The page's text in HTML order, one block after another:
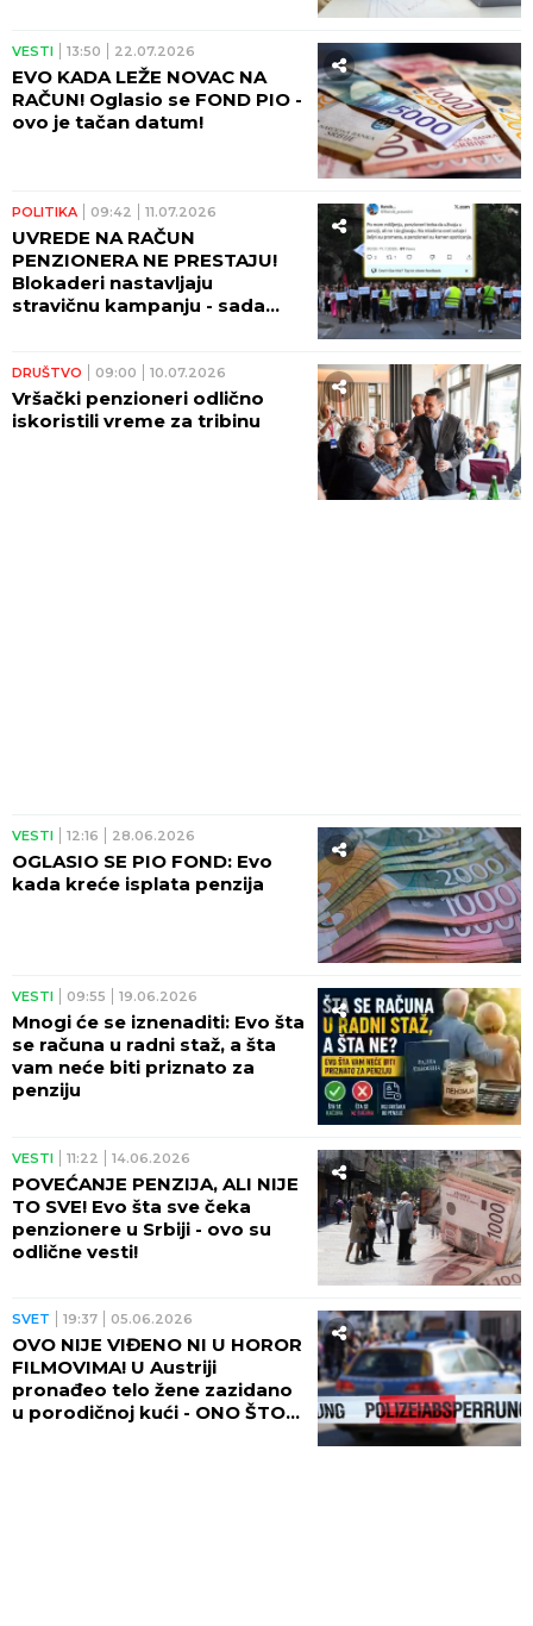
VESTI 13:50 22.07.2026
EVO KADA LEŽE NOVAC NA
RAČUN! Oglasio se FOND PIO -
ovo je tačan datum!
POLITIKA 09:42 11.07.2026
UVREDE NA RAČUN
PENZIONERA NE PRESTAJU!
Blokaderi nastavljaju
stravičnu kampanju - sada
DRUŠTVO 09:00 10.07.2026
Vršački penzioneri odlično
iskoristili vreme za tribinu
VESTI 12:16 28.06.2026
OGLASIO SE PIO FOND: Evo
kada kreće isplata penzija
VESTI 09:55 19.06.2026
Mnogi će se iznenaditi: Evo šta
se računa u radni staž, a šta
vam neće biti priznato za
penziju
VESTI 11:22 14.06.2026
POVEĆANJE PENZIJA, ALI NIJE
TO SVE! Evo šta sve čeka
penzionere u Srbiji - ovo su
odlične vesti!
SVET 19:37 05.06.2026
OVO NIJE VIĐENO NI U HOROR
FILMOVIMA! U Austriji
pronađeo telo žene zazidano
u porodičnoj kući - ONO ŠTO